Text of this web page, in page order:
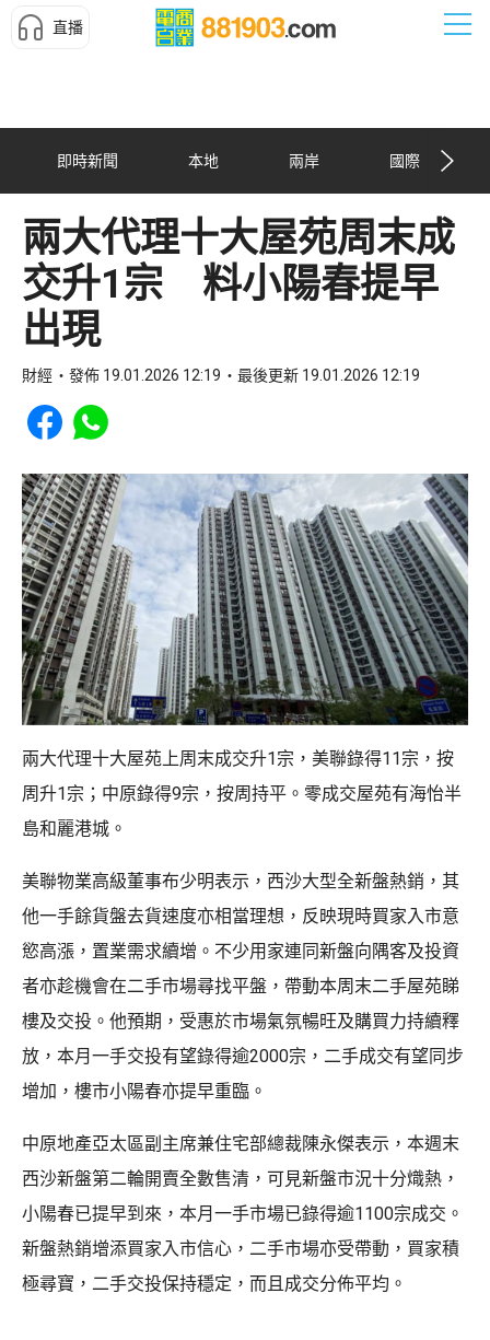
直播
即時新聞 本地 兩岸 國際
兩大代理十大屋苑周末成
交升1宗 料小陽春提早
出現
財經 發佈 19.01.2026 12:19 最後更新 19.01.2026 12:19
Share to Facebook
Share to WhatsApp
兩大代理十大屋苑上周末成交升1宗，美聯錄得11宗，按
周升1宗；中原錄得9宗，按周持平。零成交屋苑有海怡半
島和麗港城。
美聯物業高級董事布少明表示，西沙大型全新盤熱銷，其
他一手餘貨盤去貨速度亦相當理想，反映現時買家入市意
慾高漲，置業需求續增。不少用家連同新盤向隅客及投資
者亦趁機會在二手市場尋找平盤，帶動本周末二手屋苑睇
樓及交投。他預期，受惠於市場氣氛暢旺及購買力持續釋
放，本月一手交投有望錄得逾2000宗，二手成交有望同步
增加，樓市小陽春亦提早重臨。
中原地產亞太區副主席兼住宅部總裁陳永傑表示，本週末
西沙新盤第二輪開賣全數售清，可見新盤市況十分熾熱，
小陽春已提早到來，本月一手市場已錄得逾1100宗成交。
新盤熱銷增添買家入市信心，二手市場亦受帶動，買家積
極尋寶，二手交投保持穩定，而且成交分佈平均。